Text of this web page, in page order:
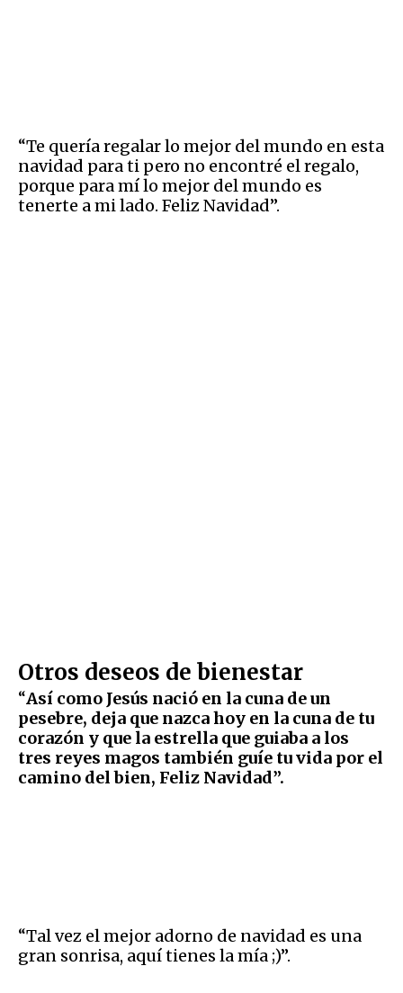
“Te quería regalar lo mejor del mundo en esta
navidad para ti pero no encontré el regalo,
porque para mí lo mejor del mundo es
tenerte a mi lado. Feliz Navidad”.
Otros deseos de bienestar
“Así como Jesús nació en la cuna de un
pesebre, deja que nazca hoy en la cuna de tu
corazón y que la estrella que guiaba a los
tres reyes magos también guíe tu vida por el
camino del bien, Feliz Navidad”.
“Tal vez el mejor adorno de navidad es una
gran sonrisa, aquí tienes la mía ;)”.